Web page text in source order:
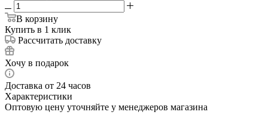
В корзину
Купить в 1 клик
Рассчитать доставку
Хочу в подарок
Доставка от 24 часов
Характеристики
Оптовую цену уточняйте у менеджеров магазина